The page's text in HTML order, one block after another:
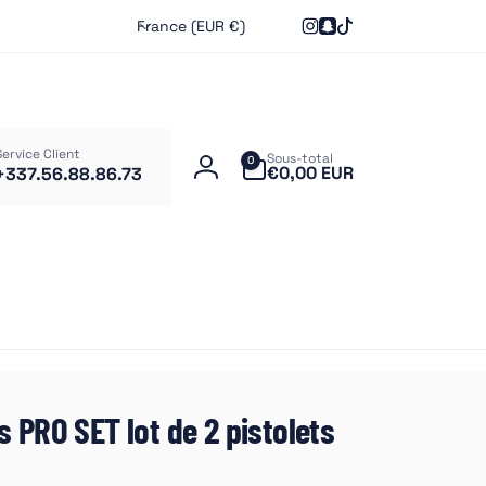
é
France (EUR €)
Instagram
Snapchat
TikTok
Client
Connexion
0
0 articleSous-total
€0,00 EUR
SET lot de 2 pistolets